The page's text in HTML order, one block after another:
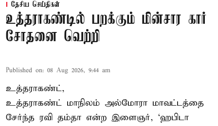
தேசிய செய்திகள்
உத்தராகண்டில் பறக்கும் மின்சார கார்
சோதனை வெற்றி
Published on: 08 Aug 2026, 9:44 am
உத்தராகண்ட்,
உத்தராகண்ட் மாநிலம் அல்மோரா மாவட்டத்தை
சேர்ந்த ரவி தம்தா என்ற இளைஞர், ‘ஹபிடா